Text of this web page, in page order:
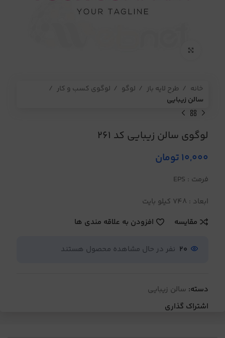
خانه طرح لایه باز لوگو
لوگوی کسب و کار
سالن زیبایی
لوگوی سالن زیبایی کد 261
10,000تومان
فرمت : EPS
ابعاد : 748 کیلو بایت
مقایسه
افزودن به علاقه مندی ها
20 نفر در حال مشاهده محصول هستند
دسته: سالن زیبایی
اشتراک گذاری